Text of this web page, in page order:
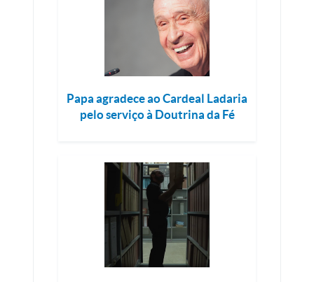
Papa agradece ao Cardeal Ladaria
pelo serviço à Doutrina da Fé